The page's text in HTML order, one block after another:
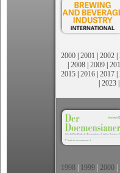
2000 | 2001 | 2002 |
| 2008 | 2009 |
2015 | 2016 | 2017 |
| 2023|
1998 1999 2000